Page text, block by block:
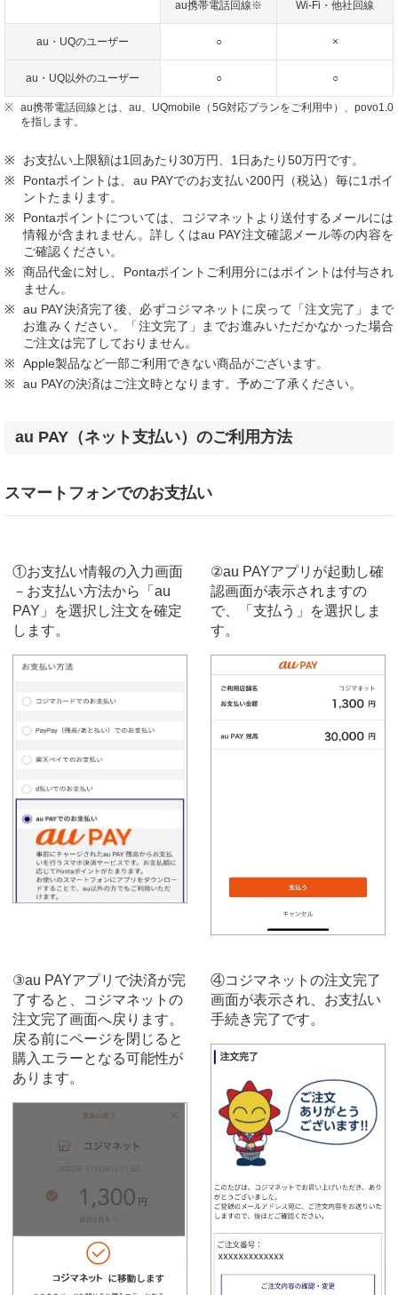
au携帯電話回線※ Wi-Fi・他社回線
au・UQのユーザー ○ ×
au・UQ以外のユーザー ○ ○
au携帯電話回線とは、au、UQmobile（5G対応プランをご利用中）、povo1.0
を指します。
お支払い上限額は1回あたり30万円、1日あたり50万円です。
Pontaポイントは、au PAYでのお支払い200円（税込）毎に1ポイ
ントたまります。
Pontaポイントについては、コジマネットより送付するメールには
情報が含まれません。詳しくはau PAY注文確認メール等の内容を
ご確認ください。
商品代金に対し、Pontaポイントご利用分にはポイントは付与され
ません。
au PAY決済完了後、必ずコジマネットに戻って「注文完了」まで
お進みください。「注文完了」までお進みいただかなかった場合
ご注文は完了しておりません。
Apple製品など一部ご利用できない商品がございます。
au PAYの決済はご注文時となります。予めご了承ください。
au PAY（ネット支払い）のご利用方法
スマートフォンでのお支払い
①お支払い情報の入力画面
－お支払い方法から「au
PAY」を選択し注文を確定
します。
②au PAYアプリが起動し確
認画面が表示されますの
で、「支払う」を選択しま
す。
③au PAYアプリで決済が完
了すると、コジマネットの
注文完了画面へ戻ります。
戻る前にページを閉じると
購入エラーとなる可能性が
あります。
④コジマネットの注文完了
画面が表示され、お支払い
手続き完了です。